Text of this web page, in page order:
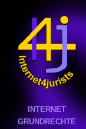
INTERNET
GRUNDRECHTE